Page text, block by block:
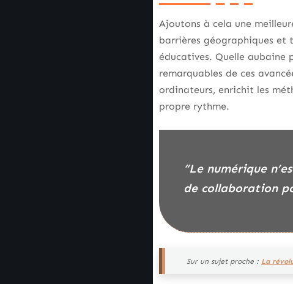
Ajoutons à cela une
barrières géographiques et
éducatives. Quelle aubaine
remarquables de ces
ordinateurs, enrichit les
propre rythme.
“Le numérique n’est pas une simple compétition contre le papier, mais plutôt un défi
de collaboration
Sur un sujet proche : La